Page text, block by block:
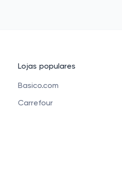
Lojas populares
Basico.com
Carrefour